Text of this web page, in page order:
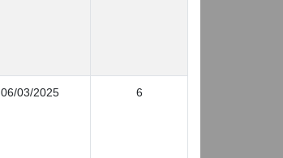
06/03/2025 6